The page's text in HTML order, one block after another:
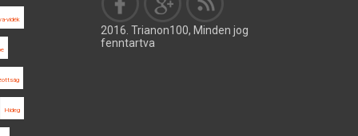
vidék
Hideg
2016. Trianon100, Minden jog
fenntartva